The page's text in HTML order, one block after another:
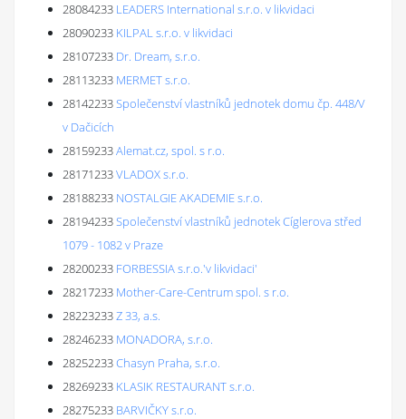
28084233 LEADERS International s.r.o. v likvidaci
28090233 KILPAL s.r.o. v likvidaci
28107233 Dr. Dream, s.r.o.
28113233 MERMET s.r.o.
28142233Společenství vlastníků jednotek domu čp. 448/V
v Dačicích
28159233Alemat.cz, spol. s r.o.
28171233VLADOX s.r.o.
28188233 NOSTALGIE AKADEMIE s.r.o.
28194233Společenství vlastníků jednotek Cíglerova střed
1079 - 1082 v Praze
28200233 FORBESSIA s.r.o.'v likvidaci'
28217233 Mother-Care-Centrum spol. s r.o.
28223233Z 33, a.s.
28246233 MONADORA, s.r.o.
28252233Chasyn Praha, s.r.o.
28269233 KLASIK RESTAURANT s.r.o.
28275233 BARVIČKY s.r.o.